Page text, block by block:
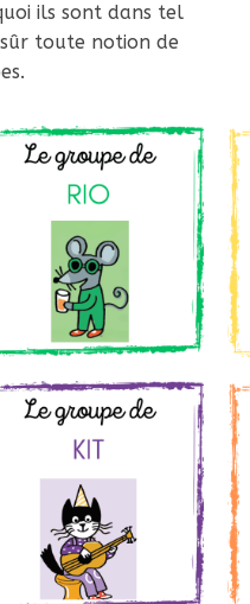
ils sont dans tel
toute notion de